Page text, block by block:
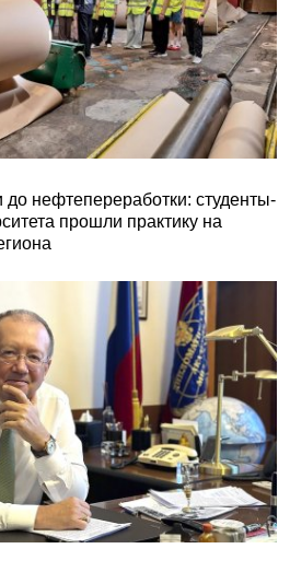
до нефтепереработки: студенты-
прошли практику на